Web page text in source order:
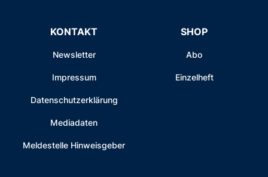
KONTAKT
Newsletter
Impressum
Datenschutzerklärung
Mediadaten
Meldestelle Hinweisgeber
SHOP
Abo
Einzelheft